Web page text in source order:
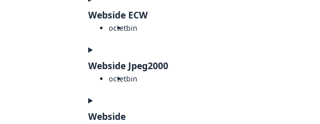
Webside ECW
octetbin
Webside Jpeg2000
octetbin
Webside